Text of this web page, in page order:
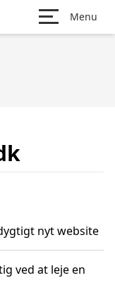
Menu
nyt website
ved at leje en